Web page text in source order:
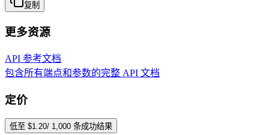
复制
更多资源
API 参考文档
包含所有端点和参数的完整 API 文档
定价
低至 $1.20/ 1,000 条成功结果